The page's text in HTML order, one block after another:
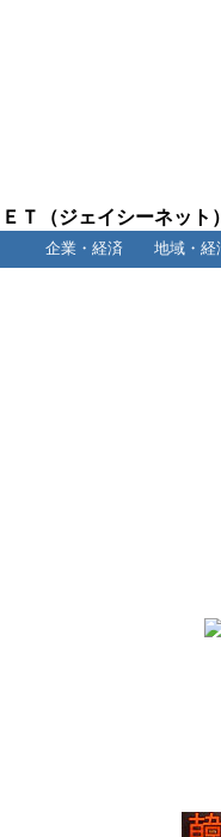
Ｔ（ジェイシーネット
企業・経済 地域・経